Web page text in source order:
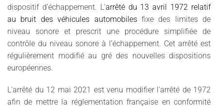
dispositif d'échappement. L'arrêté du 13 avril 1972 relatif
au bruit des véhicules automobilesfixe des limites de
niveau sonore et prescrit une procédure simplifiée de
contrôle du niveau sonore à l’échappement. Cet arrêté est
régulièrement modifié au gré des nouvelles dispositions
européennes.
L'arrêté du 12 mai 2021 est venu modifier l'arrêté de 1972
afin de mettre la réglementation française en conformité